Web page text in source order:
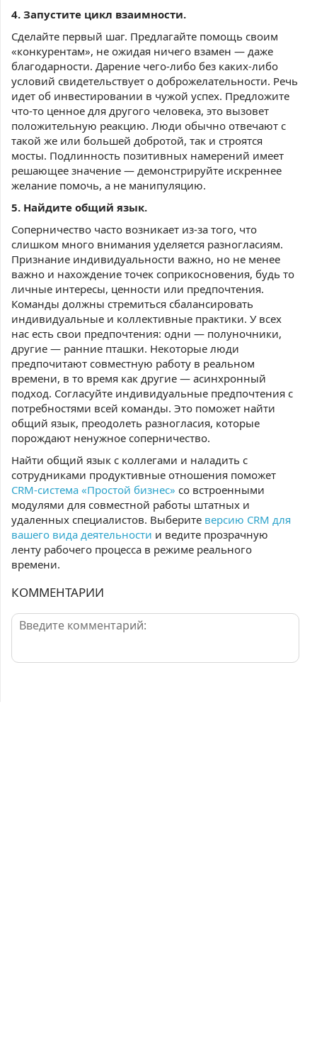
4. Запустите цикл взаимности.
Сделайте первый шаг. Предлагайте помощь своим
«конкурентам», не ожидая ничего взамен — даже
благодарности. Дарение чего-либо без каких-либо
условий свидетельствует о доброжелательности. Речь
идет об инвестировании в чужой успех. Предложите
что-то ценное для другого человека, это вызовет
положительную реакцию. Люди обычно отвечают с
такой же или большей добротой, так и строятся
мосты. Подлинность позитивных намерений имеет
решающее значение — демонстрируйте искреннее
желание помочь, а не манипуляцию.
5. Найдите общий язык.
Соперничество часто возникает из-за того, что
слишком много внимания уделяется разногласиям.
Признание индивидуальности важно, но не менее
важно и нахождение точек соприкосновения, будь то
личные интересы, ценности или предпочтения.
Команды должны стремиться сбалансировать
индивидуальные и коллективные практики. У всех
нас есть свои предпочтения: одни — полуночники,
другие — ранние пташки. Некоторые люди
предпочитают совместную работу в реальном
времени, в то время как другие — асинхронный
подход. Согласуйте индивидуальные предпочтения с
потребностями всей команды. Это поможет найти
общий язык, преодолеть разногласия, которые
порождают ненужное соперничество.
Найти общий язык с коллегами и наладить с
сотрудниками продуктивные отношения поможет
CRM-система «Простой бизнес» со встроенными
модулями для совместной работы штатных и
удаленных специалистов. Выберите версию CRM для
вашего вида деятельности и ведите прозрачную
ленту рабочего процесса в режиме реального
времени.
КОММЕНТАРИИ